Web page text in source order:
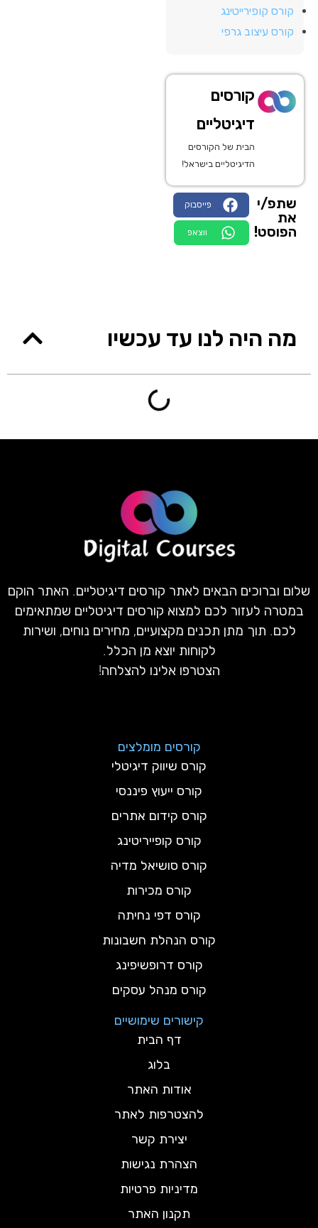
קורס קופירייטינג
קורס עיצוב גרפי
קורסים
דיגיטליים
הבית של הקורסים
הדיגיטליים בישראל!
שתפ/י
את
הפוסט!
פייסבוק
ווצאפ
מה היה לנו עד עכשיו
שלום וברוכים הבאים לאתר קורסים דיגיטליים. האתר הוקם
במטרה לעזור לכם למצוא קורסים דיגיטליים שמתאימים
לכם. תוך מתן תכנים מקצועיים, מחירים נוחים, ושירות
לקוחות יוצא מן הכלל.
הצטרפו אלינו להצלחה!
קורסים מומלצים
קורס שיווק דיגיטלי
קורס ייעוץ פיננסי
קורס קידום אתרים
קורס קופייריטינג
קורס סושיאל מדיה
קורס מכירות
קורס דפי נחיתה
קורס הנהלת חשבונות
קורס דרופשיפינג
קורס מנהל עסקים
קישורים שימושיים
דף הבית
בלוג
אודות האתר
להצטרפות לאתר
יצירת קשר
הצהרת נגישות
מדיניות פרטיות
תקנון האתר